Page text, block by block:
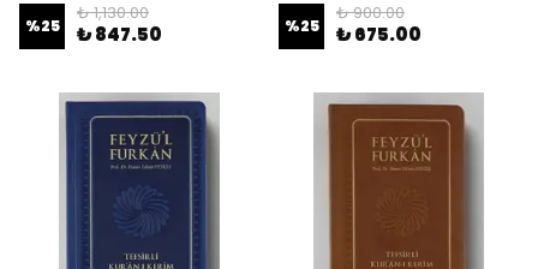
%25
₺ 1,130.00
₺ 847.50 %25
₺ 900.00
₺ 675.00